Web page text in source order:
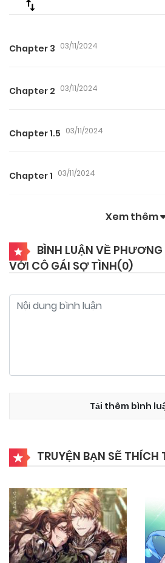
Chapter 3 03/11/2024
Chapter 2 03/11/2024
Chapter 1.5 03/11/2024
Chapter 1 03/11/2024
Xem thêm
BÌNH LUẬN VỀ
VỚI CÔ GÁI SỢ TÌNH(0)
Tải thêm bình
TRUYỆN BẠN SẼ THÍCH